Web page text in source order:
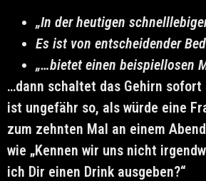
„In der heutigen
Es ist von entscheidender
„…bietet einen beispiellosen
…dann schaltet das Gehirn sofort
ist ungefähr so, als würde eine
zum zehnten Mal an einem
wie „Kennen wir uns nicht
ich Dir einen Drink ausgeben?“